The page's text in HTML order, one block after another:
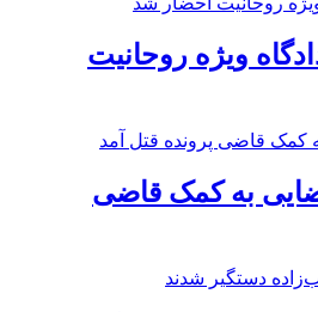
ویژه روحانیت
به کمک قاضی